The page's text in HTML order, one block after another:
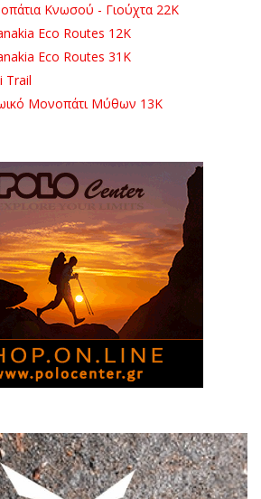
Κνωσού - Γιούχτα 22Κ
Eco Routes 12K
Eco Routes 31K
Trail
Μονοπάτι Μύθων 13Κ